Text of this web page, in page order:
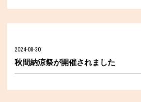
2024-08-30
秋間納涼祭が開催されました